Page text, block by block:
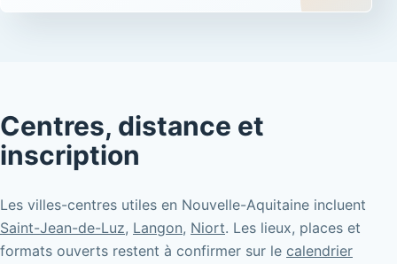
Centres, distance et
inscription
Les villes-centres utiles en Nouvelle-Aquitaine incluent
Saint-Jean-de-Luz, Langon, Niort. Les lieux, places et
formats ouverts restent à confirmer sur le calendrier